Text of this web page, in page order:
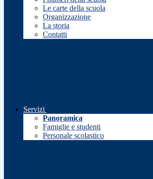
Le carte della scuola
Organizzazione
La storia
Contatti
Servizi
Panoramica
Famiglie e studenti
Personale scolastico